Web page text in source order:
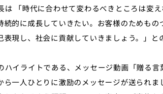
は 「時代に合わせて変わるべきところは変
続的に成長していきたい。お客様のためも
現し、社会に貢献していきましょう。」と
ハイライトである、メッセージ動画「贈る
ら一人ひとりに激励のメッセージが送られ